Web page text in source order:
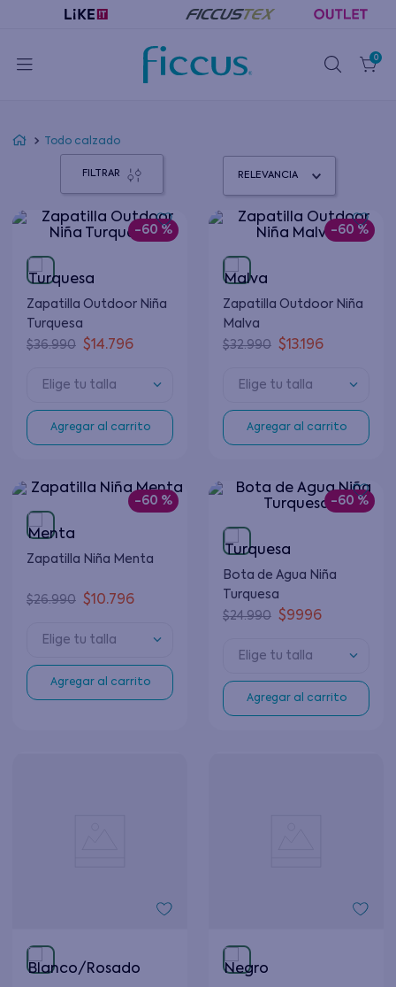
0
Todo calzado
FILTRAR RELEVANCIA
-60 %
Zapatilla Outdoor Niña
Turquesa
$36.990 $14.796
Elige tu talla
Agregar al carrito
-60 %
Zapatilla Outdoor Niña
Malva
$32.990 $13.196
Elige tu talla
Agregar al carrito
-60 %
Zapatilla Niña Menta
$26.990 $10.796
Elige tu talla
Agregar al carrito
-60 %
Bota de Agua Niña
Turquesa
$24.990 $9996
Elige tu talla
Agregar al carrito